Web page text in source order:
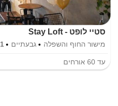
סטיי לופט - Stay Loft
מישור החוף והשפלה גבעתיים 1 לופט
עד 60 אורחים